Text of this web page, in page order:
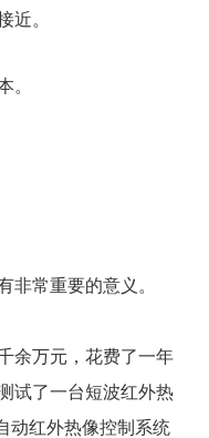
近。
。
非常重要的意义。
余万元，花费了一年
试了一台短波红外热
动红外热像控制系统